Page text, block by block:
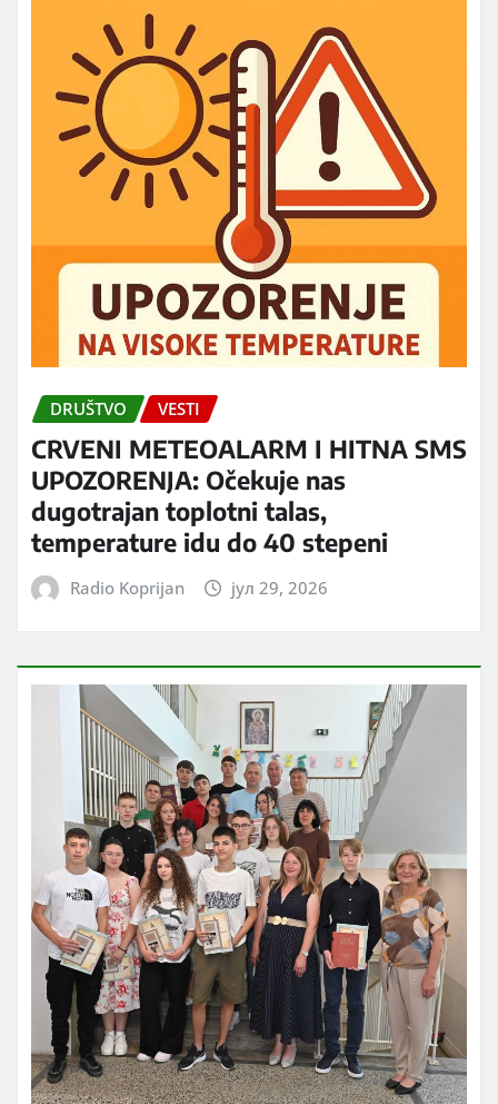
DRUŠTVO VESTI
CRVENI METEOALARM I HITNA SMS
UPOZORENJA: Očekuje nas
dugotrajan toplotni talas,
temperature idu do 40 stepeni
Radio Koprijan јул 29, 2026